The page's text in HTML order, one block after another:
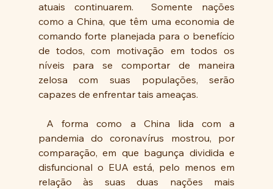
atuais continuarem.  Somente nações
como a China, que têm uma economia de
comando forte planejada para o benefício
de todos, com motivação em todos os
níveis para se comportar de maneira
zelosa com suas populações, serão
capazes de enfrentar tais ameaças.
pandemia do coronavírus mostrou, por
comparação, em que bagunça dividida e
disfuncional o EUA está, pelo menos em
relação às suas duas nações mais